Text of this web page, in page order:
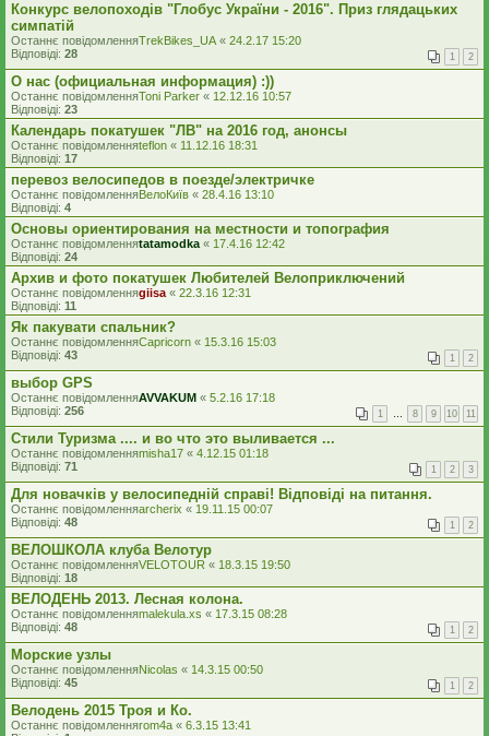
Конкурс велопоходів "Глобус України - 2016". Приз глядацьких
симпатій
Останнє повідомленняTrekBikes_UA « 24.2.17 15:20
Відповіді: 28 1 2
О нас (официальная информация) :))
Останнє повідомленняToni Parker « 12.12.16 10:57
Відповіді: 23
Календарь покатушек "ЛВ" на 2016 год, анонсы
Останнє повідомленняteflon « 11.12.16 18:31
Відповіді: 17
перевоз велосипедов в поезде/электричке
Останнє повідомленняВелоКиїв « 28.4.16 13:10
Відповіді: 4
Основы ориентирования на местности и топография
Останнє повідомленняtatamodka « 17.4.16 12:42
Відповіді: 24
Архив и фото покатушек Любителей Велоприключений
Останнє повідомленняgiisa « 22.3.16 12:31
Відповіді: 11
Як пакувати спальник?
Останнє повідомленняCapricorn « 15.3.16 15:03
Відповіді: 43 1 2
выбор GPS
Останнє повідомленняAVVAKUM « 5.2.16 17:18
Відповіді: 256 1 … 8 9 10 11
Стили Туризма .... и во что это выливается ...
Останнє повідомленняmisha17 « 4.12.15 01:18
Відповіді: 71 1 2 3
Для новачків у велосипедній справі! Відповіді на питання.
Останнє повідомленняarcherix « 19.11.15 00:07
Відповіді: 48 1 2
ВЕЛОШКОЛА клуба Велотур
Останнє повідомленняVELOTOUR « 18.3.15 19:50
Відповіді: 18
ВЕЛОДЕНЬ 2013. Лесная колона.
Останнє повідомленняmalekula.xs « 17.3.15 08:28
Відповіді: 48 1 2
Морские узлы
Останнє повідомленняNicolas « 14.3.15 00:50
Відповіді: 45 1 2
Велодень 2015 Троя и Ко.
Останнє повідомленняrom4a « 6.3.15 13:41